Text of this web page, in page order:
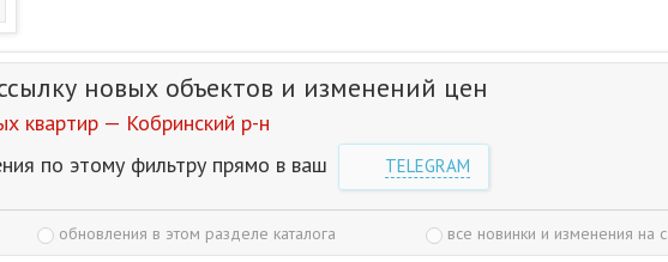
новых объектов и изменений цен
квартир — Кобринский р-н
по этому фильтру прямо в ваш
TELEGRAM
обновления в этом разделе каталога все новинки и изменения на